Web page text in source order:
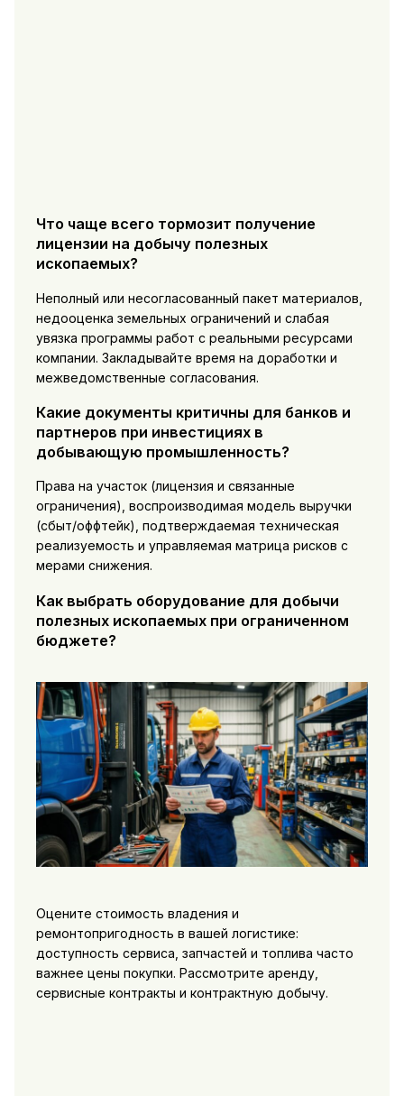
Что чаще всего тормозит получение
лицензии на добычу полезных
ископаемых?
Неполный или несогласованный пакет материалов,
недооценка земельных ограничений и слабая
увязка программы работ с реальными ресурсами
компании. Закладывайте время на доработки и
межведомственные согласования.
Какие документы критичны для банков и
партнеров при инвестициях в
добывающую промышленность?
Права на участок (лицензия и связанные
ограничения), воспроизводимая модель выручки
(сбыт/оффтейк), подтверждаемая техническая
реализуемость и управляемая матрица рисков с
мерами снижения.
Как выбрать оборудование для добычи
полезных ископаемых при ограниченном
бюджете?
Оцените стоимость владения и
ремонтопригодность в вашей логистике:
доступность сервиса, запчастей и топлива часто
важнее цены покупки. Рассмотрите аренду,
сервисные контракты и контрактную добычу.